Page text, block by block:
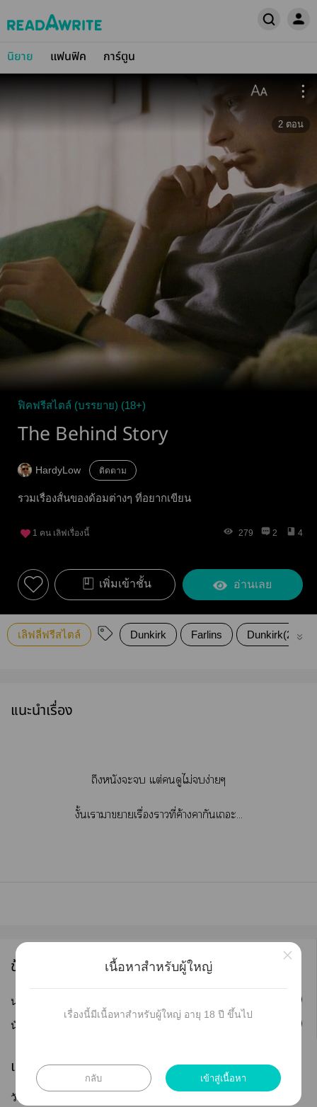
นิยาย แฟนฟิค การ์ตูน
2 ตอน
ฟิคฟรีสไตล์ (บรรยาย) (18+)
The Behind Story
HardyLow ติดตาม
รวมเรื่องสั้นของด้อมต่างๆ ที่อยากเขียน
1 คน เลิฟเรื่องนี้ 279 2 4
เพิ่มเข้าชั้น อ่านเลย
เลิฟลี่ฟรีสไตล์ Dunkirk Farlins Dunkirk(2017)
แนะนำเรื่อง
ถึงหนังะ แต่ดูไม่ง่ายๆ
งั้นเาาาเรื่องาที่ค้างคากันเะ...
ข้อมูลนักเขียน
นามปากกา :
นักเขียน :
เผยแพร่
วันที่เผยแพร่ :
เนื้อหาสำหรับผู้ใหญ่
เรื่องนี้มีเนื้อหาสำหรับผู้ใหญ่ อายุ 18 ปี ขึ้นไป
กลับ เข้าสู่เนื้อหา
×